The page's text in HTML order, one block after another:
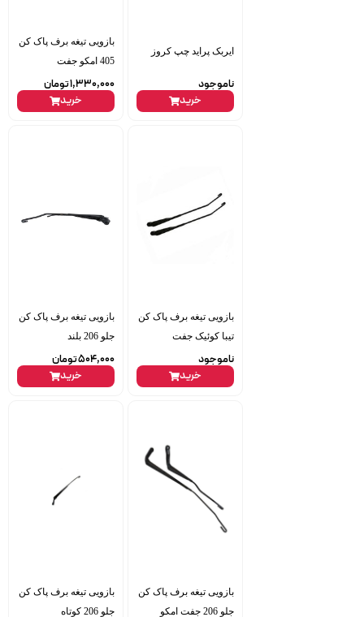
ایربک پراید چپ کروز
ناموجود
خرید
بازویی تیغه برف پاک کن
405 امکو جفت
1,330,000تومان
خرید
بازویی تیغه برف پاک کن
تیبا کوئیک جفت
ناموجود
خرید
بازویی تیغه برف پاک کن
جلو 206 بلند
504,000تومان
خرید
بازویی تیغه برف پاک کن
جلو 206 جفت امکو
بازویی تیغه برف پاک کن
جلو 206 کوتاه